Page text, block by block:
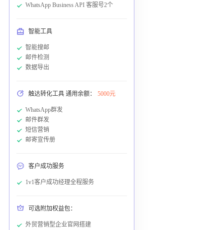
WhatsApp Business API 客服号2个
智能工具
智能搜邮
邮件检测
数据导出
触达转化工具 通用余额： 5000元
WhatsApp群发
邮件群发
短信营销
邮寄宣传册
客户成功服务
1v1客户成功经理全程服务
可选附加权益包：
外贸营销型企业官网搭建